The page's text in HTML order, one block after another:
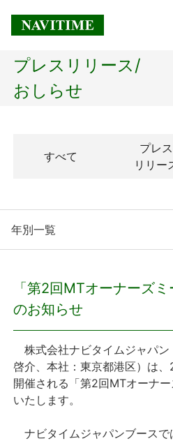
トップページ
経営理念
プレスリリース
プレスリリース
おしらせ
プレスリリース/
おしらせ
すべて
プレス
リリー
年別一覧
「第2回MTオーナーズ
のお知らせ
株式会社ナビタイムジャパン
啓介、本社：東京都港区）は
開催される「第2回MTオーナ
いたします。
ナビタイムジャパンブースで